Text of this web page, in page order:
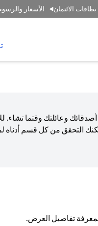
الائتمان الأسعار
وعائلتك وقتما تشاء.
التحقق من كل قسم أدناه
تفاصيل العرض.